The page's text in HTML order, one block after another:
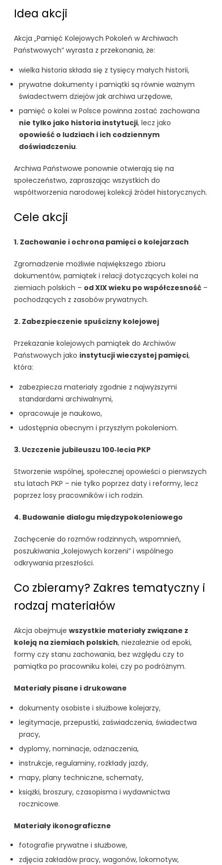
Idea akcji
Akcja „Pamięć Kolejowych Pokoleń w Archiwach
Państwowych” wyrasta z przekonania, że:
wielka historia składa się z tysięcy małych historii,
prywatne dokumenty i pamiątki są równie ważnym
świadectwem dziejów jak archiwa urzędowe,
pamięć o kolei w Polsce powinna zostać zachowana
nie tylko jako historia instytucji, lecz jako
opowieść o ludziach i ich codziennym
doświadczeniu.
Archiwa Państwowe ponownie otwierają się na
społeczeństwo, zapraszając wszystkich do
współtworzenia narodowej kolekcji źródeł historycznych.
Cele akcji
1. Zachowanie i ochrona pamięci o kolejarzach
Zgromadzenie możliwie największego zbioru
dokumentów, pamiątek i relacji dotyczących kolei na
ziemiach polskich – od XIX wieku po współczesność –
pochodzących z zasobów prywatnych.
2. Zabezpieczenie spuścizny kolejowej
Przekazanie kolejowych pamiątek do Archiwów
Państwowych jako instytucji wieczystej pamięci,
która:
zabezpiecza materiały zgodnie z najwyższymi
standardami archiwalnymi,
opracowuje je naukowo,
udostępnia obecnym i przyszłym pokoleniom.
3. Uczczenie jubileuszu 100‑lecia PKP
Stworzenie wspólnej, społecznej opowieści o pierwszych
stu latach PKP – nie tylko poprzez daty i reformy, lecz
poprzez losy pracowników i ich rodzin.
4. Budowanie dialogu międzypokoleniowego
Zachęcenie do rozmów rodzinnych, wspomnień,
poszukiwania „kolejowych korzeni” i wspólnego
odkrywania przeszłości.
Co zbieramy? Zakres tematyczny i
rodzaj materiałów
Akcja obejmujewszystkie materiały związane z
koleją na ziemiach polskich, niezależnie od epoki,
formy czy stanu zachowania, bez względu czy to
pamiątka po pracowniku kolei, czy po podróżnym.
Materiały pisane i drukowane
dokumenty osobiste i służbowe kolejarzy,
legitymacje, przepustki, zaświadczenia, świadectwa
pracy,
dyplomy, nominacje, odznaczenia,
instrukcje, regulaminy, rozkłady jazdy,
mapy, plany techniczne, schematy,
książki, broszury, czasopisma i wydawnictwa
rocznicowe.
Materiały ikonograficzne
fotografie prywatne i służbowe,
zdjęcia zakładów pracy, wagonów, lokomotyw,